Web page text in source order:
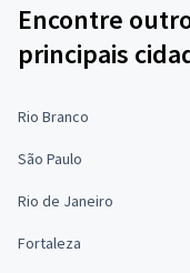
Encontre
principais
Rio Branco
São Paulo
Rio de Janeiro
Fortaleza